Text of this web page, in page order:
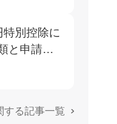
別控除に
と申請方
する記事一覧